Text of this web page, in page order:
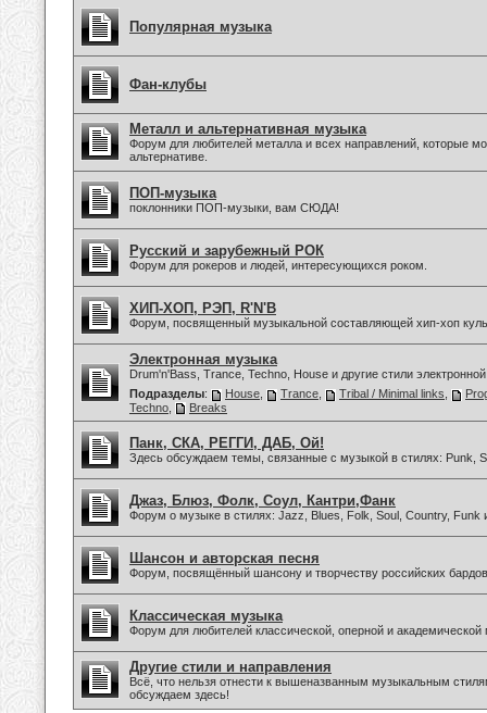
Популярная музыка
Фан-клубы
Металл и альтернативная музыка
Форум для любителей металла и всех направлений, которые
альтернативе.
ПОП-музыка
поклонники ПОП-музыки, вам СЮДА!
Русский и зарубежный РОК
Форум для рокеров и людей, интересующихся роком.
ХИП-ХОП, РЭП, R'N'B
Форум, посвященный музыкальной составляющей хип-хоп
Электронная музыка
Drum'n'Bass, Trance, Techno, House и другие стили
Подразделы: House Trance Tribal / Minimal links
Techno
Breaks
Панк, СКА, РЕГГИ, ДАБ, Ой!
Здесь обсуждаем темы, связанные с музыкой в стилях: Punk,
Джаз, Блюз, Фолк, Соул, Кантри,Фанк
Форум о музыке в стилях: Jazz, Blues, Folk, Soul, Country, Funk
Шансон и авторская песня
Форум, посвящённый шансону и творчеству российских
Классическая музыка
Форум для любителей классической, оперной и академической
Другие стили и направления
Всё, что нельзя отнести к вышеназванным музыкальным
обсуждаем здесь!